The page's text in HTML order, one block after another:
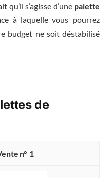
qu’il s’agisse d’une palette
à laquelle vous pourrez
budget ne soit déstabilisé
de
1